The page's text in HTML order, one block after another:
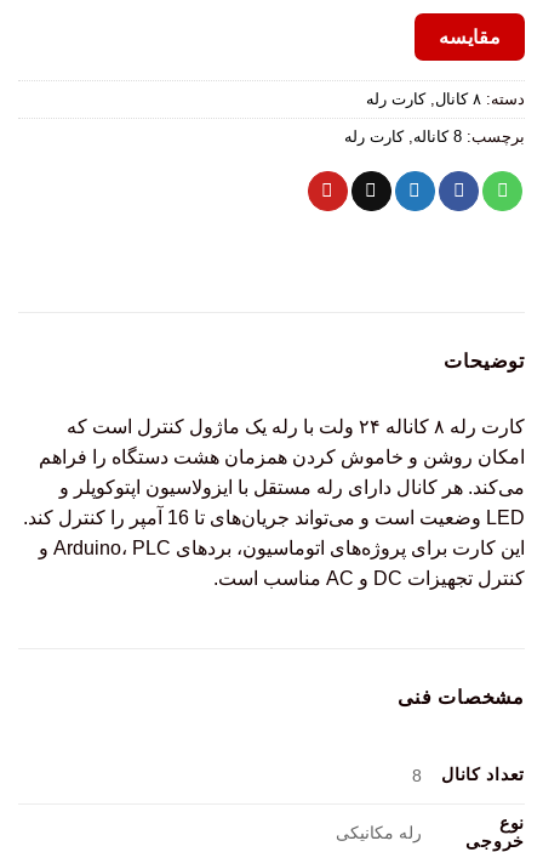
مقایسه
دسته: ۸ کانال ,کارت رله
برچسب: 8 کاناله ,کارت رله
توضیحات
کارت رله ۸ کاناله ۲۴ ولت با رله یک ماژول کنترل است که
امکان روشن و خاموش کردن همزمان هشت دستگاه را فراهم
می‌کند. هر کانال دارای رله مستقل با ایزولاسیون اپتوکوپلر و
LED وضعیت است و می‌تواند جریان‌های تا 16 آمپر را کنترل کند.
این کارت برای پروژه‌های اتوماسیون، بردهای Arduino، PLC و
کنترل تجهیزات DC و AC مناسب است.
مشخصات فنی
تعداد کانال 8
نوع
خروجی
رله مکانیکی